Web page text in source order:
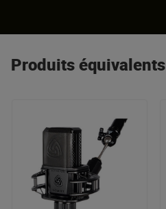
Produits équivalents